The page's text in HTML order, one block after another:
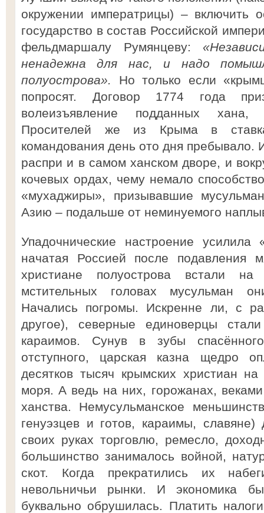
окружении императрицы) – включить
государство в состав Российской
фельдмаршалу Румянцеву:
ненадежна для нас, и надо
полуострова». Но только если
попросят. Договор 1774 года
волеизъявление подданных
Просителей же из Крыма в
командования день ото дня пребывало.
распри и в самом ханском дворе, и
кочевых ордах, чему немало
«мухаджиры», призывавшие
Азию – подальше от неминуемого
Упадочнические настроение усилила
начатая Россией после подавления
христиане полуострова встали
мстительных головах мусульман
Начались погромы. Искренне ли, с
другое), северные единоверцы
караимов. Сунув в зубы
отступного, царская казна щедро
десятков тысяч крымских христиан
моря. А ведь на них, горожанах,
ханства. Немусульманское
генуэзцев и готов, караимы,
своих руках торговлю, ремесло,
большинство занималось войной,
скот. Когда прекратились их
невольничьи рынки. И экономика
буквально обрушилась. Платить